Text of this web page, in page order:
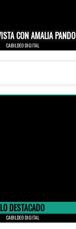
CON AMALIA PANDO
CABILDEO DIGITAL
LO DESTACADO
CABILDEO DIGITAL